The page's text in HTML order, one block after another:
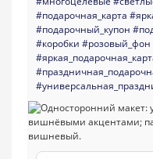
#подарочная_карта
#подарочный_купон
#коробки #розовый_фон